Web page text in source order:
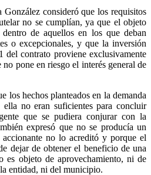
consideró que los requisitos
no se cumplían, ya que el objeto
de aquellos en los que deban
o excepcionales, y que la inversión
del contrato proviene exclusivamente
pone en riesgo el interés general de
los hechos planteados en la demanda
ella no eran suficientes para concluir
que se pudiera conjurar con la
expresó que no se producía un
no lo acreditó y porque el
dejar de obtener el beneficio de una
es objeto de aprovechamiento, ni de
entidad, ni del municipio.